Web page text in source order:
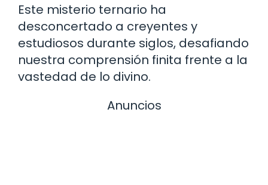
Este misterio ternario ha
desconcertado a creyentes y
estudiosos durante siglos, desafiando
nuestra comprensión finita frente a la
vastedad de lo divino.
Anuncios